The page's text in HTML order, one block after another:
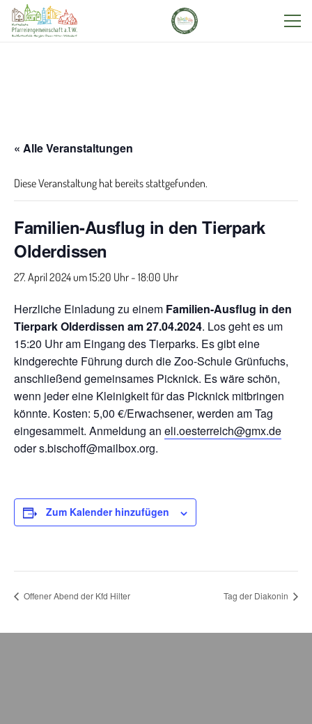
« Alle Veranstaltungen
Diese Veranstaltung hat bereits stattgefunden.
Familien-Ausflug in den Tierpark
Olderdissen
27. April 2024 um 15:20 - 18:00
Herzliche Einladung zu einem Familien-Ausflug in den
Tierpark Olderdissen am 27.04.2024. Los geht es um
15:20 Uhr am Eingang des Tierparks. Es gibt eine
kindgerechte Führung durch die Zoo-Schule Grünfuchs,
anschließend gemeinsames Picknick. Es wäre schön,
wenn jeder eine Kleinigkeit für das Picknick mitbringen
könnte. Kosten: 5,00 €/Erwachsener, werden am Tag
eingesammelt. Anmeldung an eli.oesterreich@gmx.de
oder s.bischoff@mailbox.org.
Zum Kalender hinzufügen
Offener Abend der Kfd Hilter Tag der Diakonin